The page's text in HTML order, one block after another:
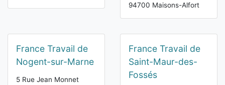
94700 Maisons-Alfort
France Travail de
Nogent-sur-Marne
5 Rue Jean Monnet
France Travail de
Saint-Maur-des-
Fossés